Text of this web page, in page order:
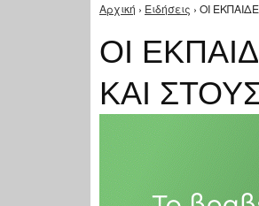
Είστε εδώ
Αρχική › Ειδήσεις › ΟΙ
ΟΙ
ΚΑΙ